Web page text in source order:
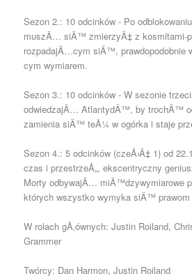
Sezon 2.: 10 odcinków - Po
muszÄ… siÄ™ zmierzyÄ‡ z kosmitami-
rozpadajÄ…cym siÄ™, prawdopodobnie
cym wymiarem.
Sezon 3.: 10 odcinków - W sezonie
odwiedzajÄ… AtlantydÄ™, by trochÄ™
zamienia siÄ™ teÅ¼ w ogórka i staje
Sezon 4.: 5 odcinków (czeÅ›Ä‡ 1) od
czas i przestrzeÅ„, ekscentryczny
Morty odbywajÄ… miÄ™dzywymiarowe
których wszystko wymyka siÄ™ prawom
W rolach gÅ‚ównych: Justin Roiland,
Grammer
Twórcy: Dan Harmon, Justin Roiland